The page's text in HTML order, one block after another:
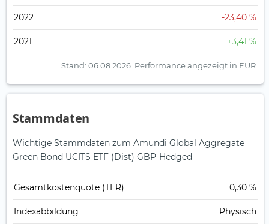
2022 -23,40 %
2021 +3,41 %
Stand: 06.08.2026. Performance angezeigt in EUR.
Stammdaten
Wichtige Stammdaten zum Amundi Global Aggregate
Green Bond UCITS ETF (Dist) GBP-Hedged
Gesamt­kosten­quote (TER) 0,30 %
Index­abbildung Physisch